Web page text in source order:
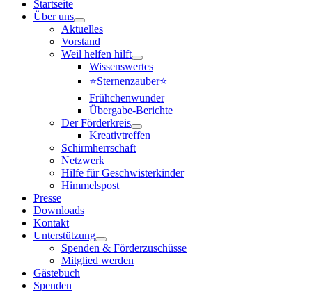
Startseite
Über uns
Aktuelles
Vorstand
Weil helfen hilft
Wissenswertes
⭐Sternenzauber⭐
Frühchenwunder
Übergabe-Berichte
Der Förderkreis
Kreativtreffen
Schirmherrschaft
Netzwerk
Hilfe für Geschwisterkinder
Himmelspost
Presse
Downloads
Kontakt
Unterstützung
Spenden & Förderzuschüsse
Mitglied werden
Gästebuch
Spenden